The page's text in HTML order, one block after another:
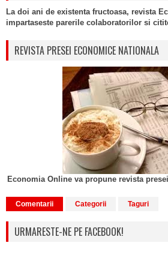
La doi ani de existenta fructoasa, revista
impartaseste parerile colaboratorilor si
REVISTA PRESEI ECONOMICE NATIONALA
Economia Online va propune revista
Comentarii Categorii Taguri
URMARESTE-NE PE FACEBOOK!